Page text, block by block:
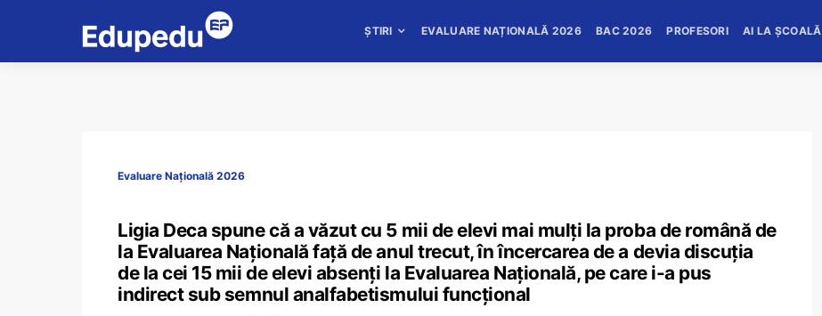
ȘTIRI EVALUARE NAȚIONALĂ 2026 BAC 2026 PROFESORI AI LA ȘCOALĂ
Evaluare Națională 2026
Ligia Deca spune că a văzut cu 5 mii de elevi mai mulți la proba de română de
la Evaluarea Națională față de anul trecut, în încercarea de a devia discuția
de la cei 15 mii de elevi absenți la Evaluarea Națională, pe care i-a pus
indirect sub semnul analfabetismului funcțional